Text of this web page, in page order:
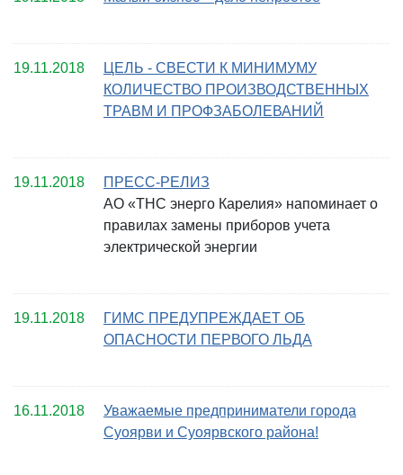
19.11.2018
ЦЕЛЬ - СВЕСТИ К МИНИМУМУ
КОЛИЧЕСТВО ПРОИЗВОДСТВЕННЫХ
ТРАВМ И ПРОФЗАБОЛЕВАНИЙ
19.11.2018
ПРЕСС-РЕЛИЗ
АО «ТНС энерго Карелия» напоминает о
правилах замены приборов учета
электрической энергии
19.11.2018
ГИМС ПРЕДУПРЕЖДАЕТ ОБ
ОПАСНОСТИ ПЕРВОГО ЛЬДА
16.11.2018
Уважаемые предприниматели города
Суоярви и Суоярвского района!